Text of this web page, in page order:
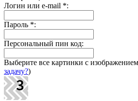
Логин или e-mail *:
Пароль *:
Персональный пин код:
Выберите все картинки с
задачу?)